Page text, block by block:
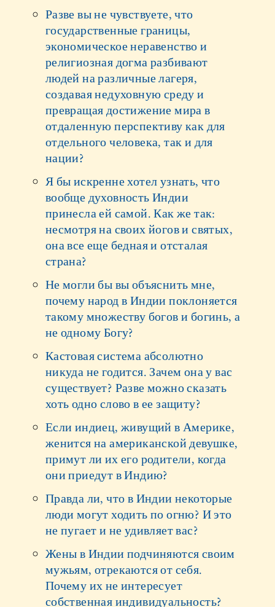
Разве вы не чувствуете, что
государственные границы,
экономическое неравенство и
религиозная догма разбивают
людей на различные лагеря,
создавая недуховную среду и
превращая достижение мира в
отдаленную перспективу как для
отдельного человека, так и для
нации?
Я бы искренне хотел узнать, что
вообще духовность Индии
принесла ей самой. Как же так:
несмотря на своих йогов и святых,
она все еще бедная и отсталая
страна?
Не могли бы вы объяснить мне,
почему народ в Индии поклоняется
такому множеству богов и богинь, а
не одному Богу?
Кастовая система абсолютно
никуда не годится. Зачем она у вас
существует? Разве можно сказать
хоть одно слово в ее защиту?
Если индиец, живущий в Америке,
женится на американской девушке,
примут ли их его родители, когда
они приедут в Индию?
Правда ли, что в Индии некоторые
люди могут ходить по огню? И это
не пугает и не удивляет вас?
Жены в Индии подчиняются своим
мужьям, отрекаются от себя.
Почему их не интересует
собственная индивидуальность?